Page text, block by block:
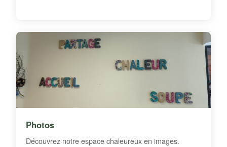
Photos
Découvrez notre espace chaleureux en images.